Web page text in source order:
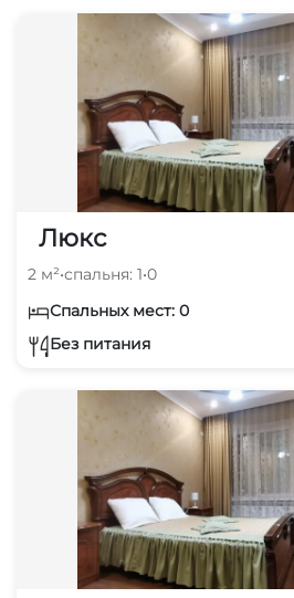
Люкс
2 м²•спальня: 1•0
Спальных мест: 0
Без питания